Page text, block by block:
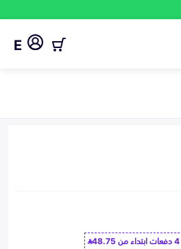
E
48.75